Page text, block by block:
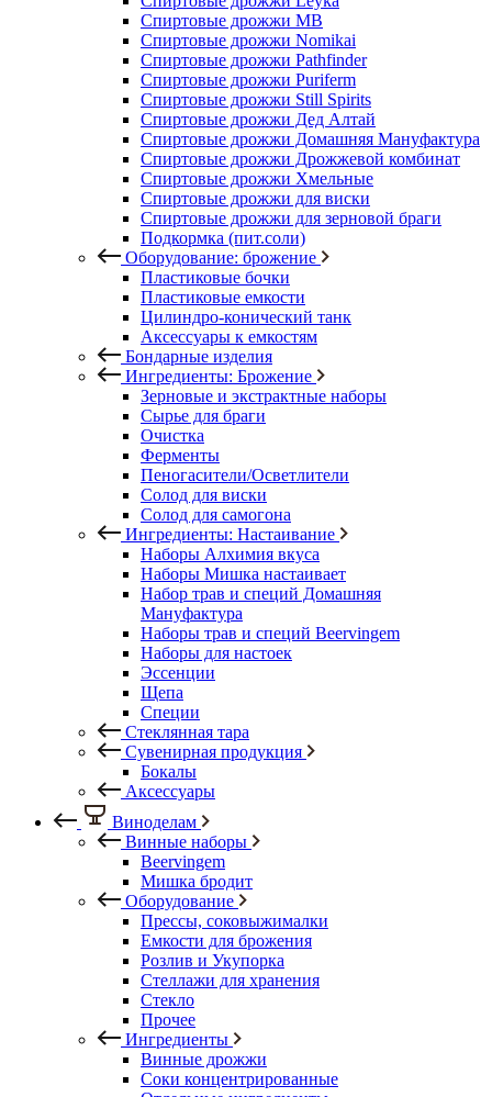
Спиртовые дрожжи MB
Спиртовые дрожжи Nomikai
Спиртовые дрожжи Pathfinder
Спиртовые дрожжи Puriferm
Спиртовые дрожжи Still Spirits
Спиртовые дрожжи Дед Алтай
Спиртовые дрожжи Домашняя Мануфактура
Спиртовые дрожжи Дрожжевой комбинат
Спиртовые дрожжи Хмельные
Спиртовые дрожжи для виски
Спиртовые дрожжи для зерновой браги
Подкормка (пит.соли)
Оборудование: брожение
Пластиковые бочки
Пластиковые емкости
Цилиндро-конический танк
Аксессуары к емкостям
Бондарные изделия
Ингредиенты: Брожение
Зерновые и экстрактные наборы
Сырье для браги
Очистка
Ферменты
Пеногасители/Осветлители
Солод для виски
Солод для самогона
Ингредиенты: Настаивание
Наборы Алхимия вкуса
Наборы Мишка настаивает
Набор трав и специй Домашняя
Мануфактура
Наборы трав и специй Beervingem
Наборы для настоек
Эссенции
Щепа
Специи
Стеклянная тара
Сувенирная продукция
Бокалы
Аксессуары
Виноделам
Винные наборы
Beervingem
Мишка бродит
Оборудование
Прессы, соковыжималки
Емкости для брожения
Розлив и Укупорка
Стеллажи для хранения
Стекло
Прочее
Ингредиенты
Винные дрожжи
Соки концентрированные